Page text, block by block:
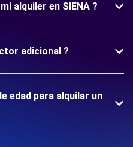
alquiler en SIENA ?
adicional ?
edad para alquilar un